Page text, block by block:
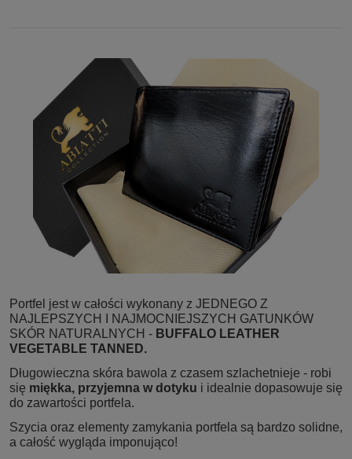
Portfel jest w całości wykonany z JEDNEGO Z
NAJLEPSZYCH I NAJMOCNIEJSZYCH GATUNKÓW
SKÓR NATURALNYCH - BUFFALO LEATHER
VEGETABLE TANNED.
Długowieczna skóra bawola z czasem szlachetnieje - robi
się miękka, przyjemna w dotyku i idealnie dopasowuje się
do zawartości portfela.
Szycia oraz elementy zamykania portfela są bardzo solidne,
a całość wygląda imponująco!